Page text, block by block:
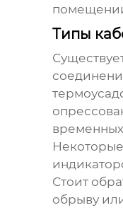
Типы
Стоит
обрыву